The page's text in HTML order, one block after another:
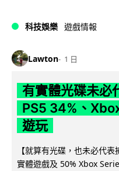
科技娛樂 遊戲情報
Lawton 1 日
有實體光碟未必
PS5 34%、
遊玩
【就算有光碟，也未必代
實體遊戲及 50% Xbox